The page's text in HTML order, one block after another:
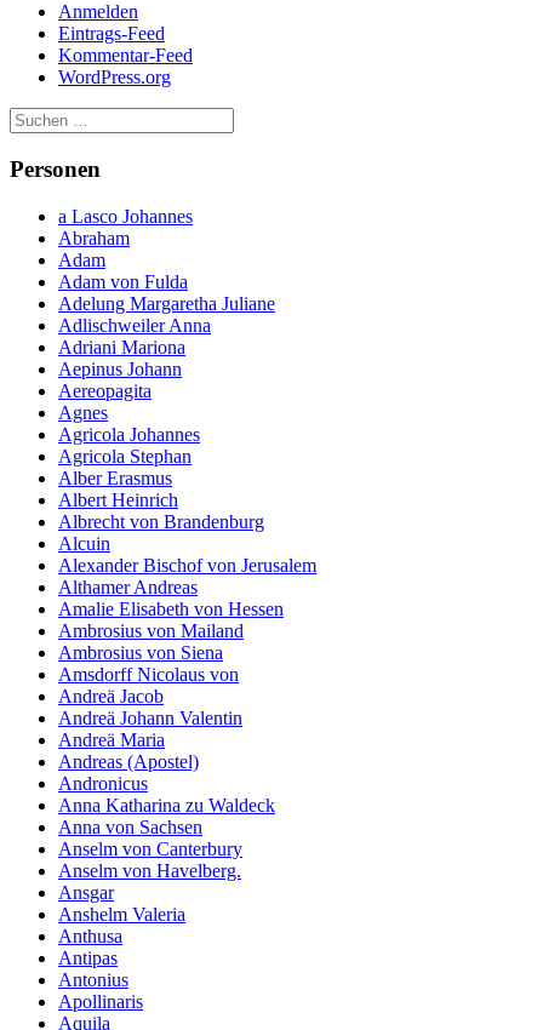
Anmelden
Eintrags-Feed
Kommentar-Feed
WordPress.org
Personen
a Lasco Johannes
Abraham
Adam
Adam von Fulda
Adelung Margaretha Juliane
Adlischweiler Anna
Adriani Mariona
Aepinus Johann
Aereopagita
Agnes
Agricola Johannes
Agricola Stephan
Alber Erasmus
Albert Heinrich
Albrecht von Brandenburg
Alcuin
Alexander Bischof von Jerusalem
Althamer Andreas
Amalie Elisabeth von Hessen
Ambrosius von Mailand
Ambrosius von Siena
Amsdorff Nicolaus von
Andreä Jacob
Andreä Johann Valentin
Andreä Maria
Andreas (Apostel)
Andronicus
Anna Katharina zu Waldeck
Anna von Sachsen
Anselm von Canterbury
Anselm von Havelberg.
Ansgar
Anshelm Valeria
Anthusa
Antipas
Antonius
Apollinaris
Aquila